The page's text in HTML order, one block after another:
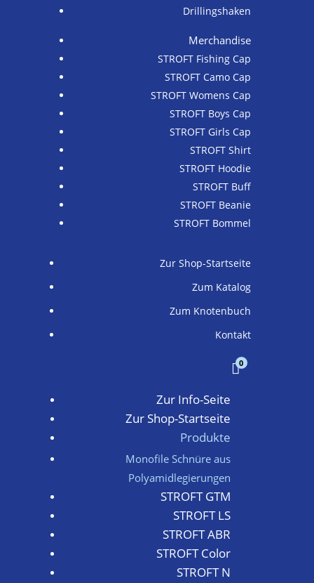
Drillingshaken
Merchandise
STROFT Fishing Cap
STROFT Camo Cap
STROFT Womens Cap
STROFT Boys Cap
STROFT Girls Cap
STROFT Shirt
STROFT Hoodie
STROFT Buff
STROFT Beanie
STROFT Bommel
Zur Shop-Startseite
Zum Katalog
Zum Knotenbuch
Kontakt
0
Zur Info-Seite
Zur Shop-Startseite
Produkte
Monofile Schnüre aus
Polyamidlegierungen
STROFT GTM
STROFT LS
STROFT ABR
STROFT Color
STROFT N